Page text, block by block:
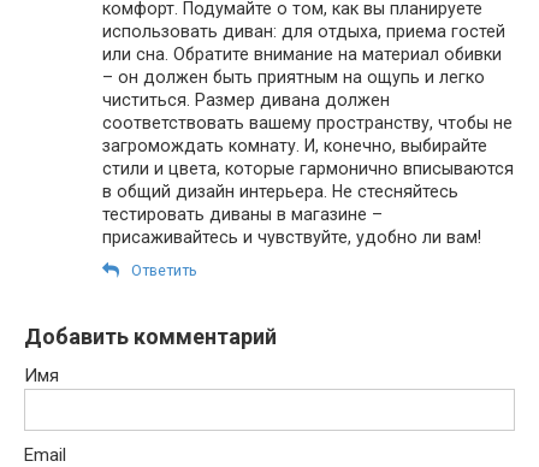
комфорт. Подумайте о том, как вы планируете
использовать диван: для отдыха, приема гостей
или сна. Обратите внимание на материал обивки
– он должен быть приятным на ощупь и легко
чиститься. Размер дивана должен
соответствовать вашему пространству, чтобы не
загромождать комнату. И, конечно, выбирайте
стили и цвета, которые гармонично вписываются
в общий дизайн интерьера. Не стесняйтесь
тестировать диваны в магазине –
присаживайтесь и чувствуйте, удобно ли вам!
Ответить
Добавить комментарий
Имя
Email